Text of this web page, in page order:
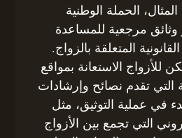
الحملة الوطنية
وثائق مرجعية للمساعدة
المتعلقة بالزواج.
للأزواج الاستعانة بمواقع
التي تقدم نصائح وإرشادات
في عملية التوثيق، مثل
التي تجمع بين الأزواج